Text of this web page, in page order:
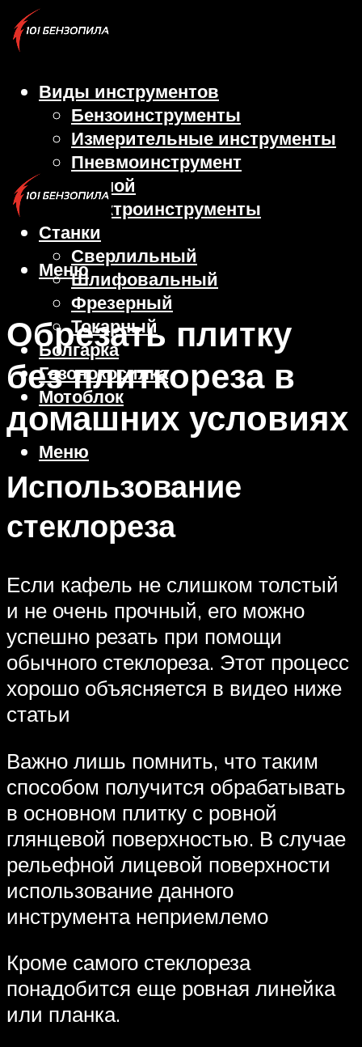
Виды инструментов
Бензоинструменты
Измерительные инструменты
Пневмоинструмент
Ручной
Электроинструменты
Станки
Сверлильный
Шлифовальный
Фрезерный
Токарный
Болгарка
Газонокосилка
Мотоблок
Меню
Меню
Обрезать плитку
без плиткореза в
домашних условиях
Использование
стеклореза
Если кафель не слишком толстый
и не очень прочный, его можно
успешно резать при помощи
обычного стеклореза. Этот процесс
хорошо объясняется в видео ниже
статьи
Важно лишь помнить, что таким
способом получится обрабатывать
в основном плитку с ровной
глянцевой поверхностью. В случае
рельефной лицевой поверхности
использование данного
инструмента неприемлемо
Кроме самого стеклореза
понадобится еще ровная линейка
или планка.